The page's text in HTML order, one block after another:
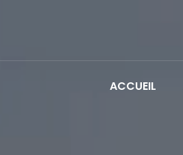
ACCUEIL